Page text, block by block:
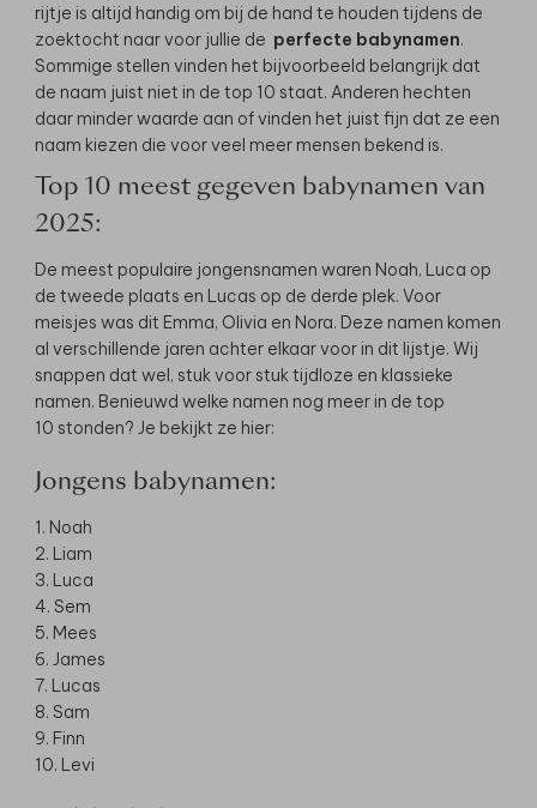
rijtje is altijd handig om bij de hand te houden tijdens de
zoektocht naar voor jullie de perfecte babynamen.
Sommige stellen vinden het bijvoorbeeld belangrijk dat
de naam juist niet in de top 10 staat. Anderen hechten
daar minder waarde aan of vinden het juist fijn dat ze een
naam kiezen die voor veel meer mensen bekend is.
Top 10 meest gegeven babynamen van
2025:
De meest populaire jongensnamen waren Noah, Luca op
de tweede plaats en Lucas op de derde plek. Voor
meisjes was dit Emma, Olivia en Nora. Deze namen komen
al verschillende jaren achter elkaar voor in dit lijstje. Wij
snappen dat wel, stuk voor stuk tijdloze en klassieke
namen. Benieuwd welke namen nog meer in de top
10 stonden? Je bekijkt ze hier:
Jongens babynamen:
1. Noah
2. Liam
3. Luca
4. Sem
5. Mees
6. James
7. Lucas
8. Sam
9. Finn
10. Levi